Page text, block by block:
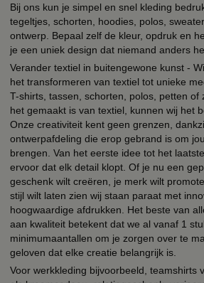
Bij ons kun je simpel en snel kleding
tegeltjes, schorten, hoodies, polos,
ontwerp. Bepaal zelf de kleur, opdruk en
je een uniek design dat niemand anders
Verander textiel in buitengewone kunst -
het transformeren van textiel tot unieke
T-shirts, tassen, schorten, polos, petten of
het gemaakt is van textiel, kunnen wij het
Onze creativiteit kent geen grenzen,
ontwerpafdeling die erop gebrand is om
brengen. Van het eerste idee tot het
ervoor dat elk detail klopt. Of je nu een
geschenk wilt creëren, je merk wilt
stijl wilt laten zien wij staan paraat met
hoogwaardige afdrukken. Het beste van
aan kwaliteit betekent dat we al vanaf 1
minimumaantallen om je zorgen over te
geloven dat elke creatie belangrijk is.
Voor werkkleding bijvoorbeeld, teamshirts